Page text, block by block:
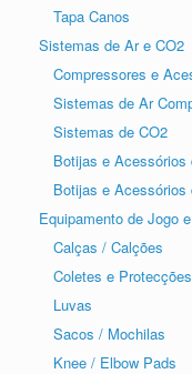
Tapa Canos
Sistemas de Ar e CO2
Compressores e
Sistemas de Ar
Sistemas de CO2
Botijas e
Botijas e
Equipamento de Jogo
Calças / Calções
Coletes e
Luvas
Sacos / Mochilas
Knee / Elbow Pads